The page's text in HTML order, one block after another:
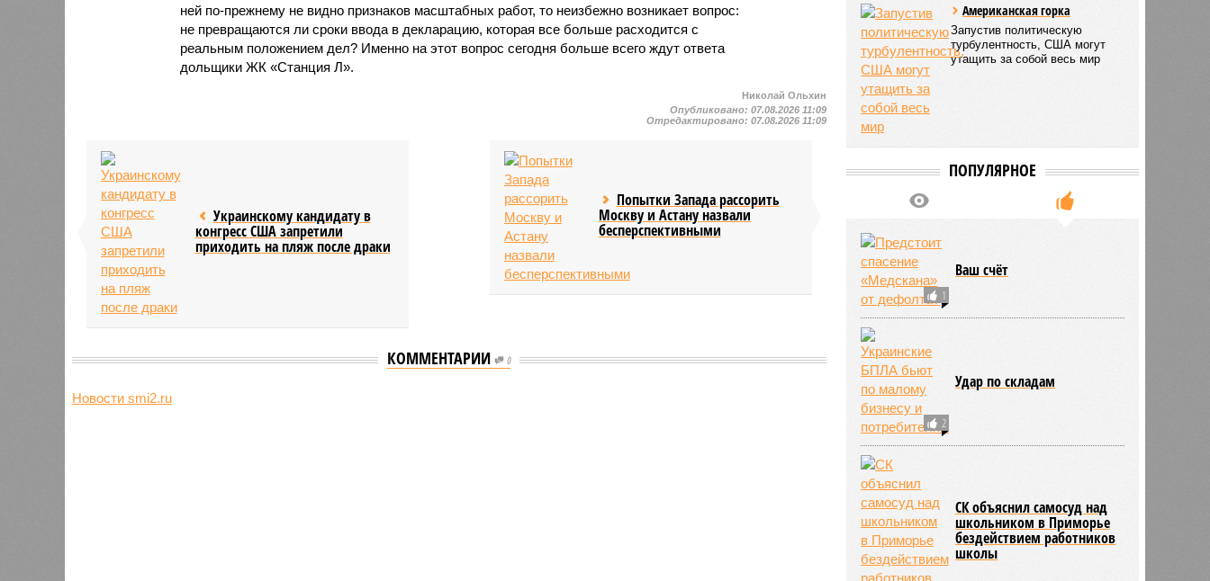
ней по-прежнему не видно признаков масштабных работ, то неизбежно возникает вопрос:
не превращаются ли сроки ввода в декларацию, которая все больше расходится с
реальным положением дел? Именно на этот вопрос сегодня больше всего ждут ответа
дольщики ЖК «Станция Л».
Николай Ольхин
Опубликовано:07.08.2026 11:09
Отредактировано:07.08.2026 11:09
Украинскому кандидату в
конгресс США запретили
приходить на пляж после драки
Попытки Запада рассорить
Москву и Астану назвали
бесперспективными
КОММЕНТАРИИ 0
Новости smi2.ru
Американская горка
Запустив политическую
турбулентность, США могут
утащить за собой весь мир
ПОПУЛЯРНОЕ
1
Ваш счёт
2
Удар по складам
СК объяснил самосуд над
школьником в Приморье
бездействием работников
школы